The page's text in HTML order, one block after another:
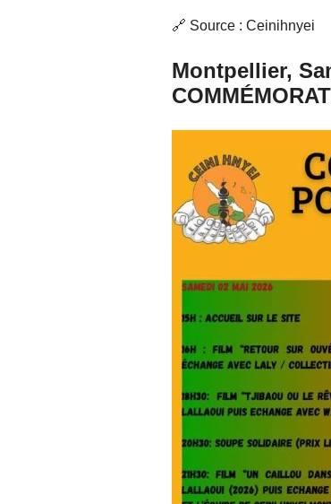
🔗 Source : Ceinihnyei
Montpellier,